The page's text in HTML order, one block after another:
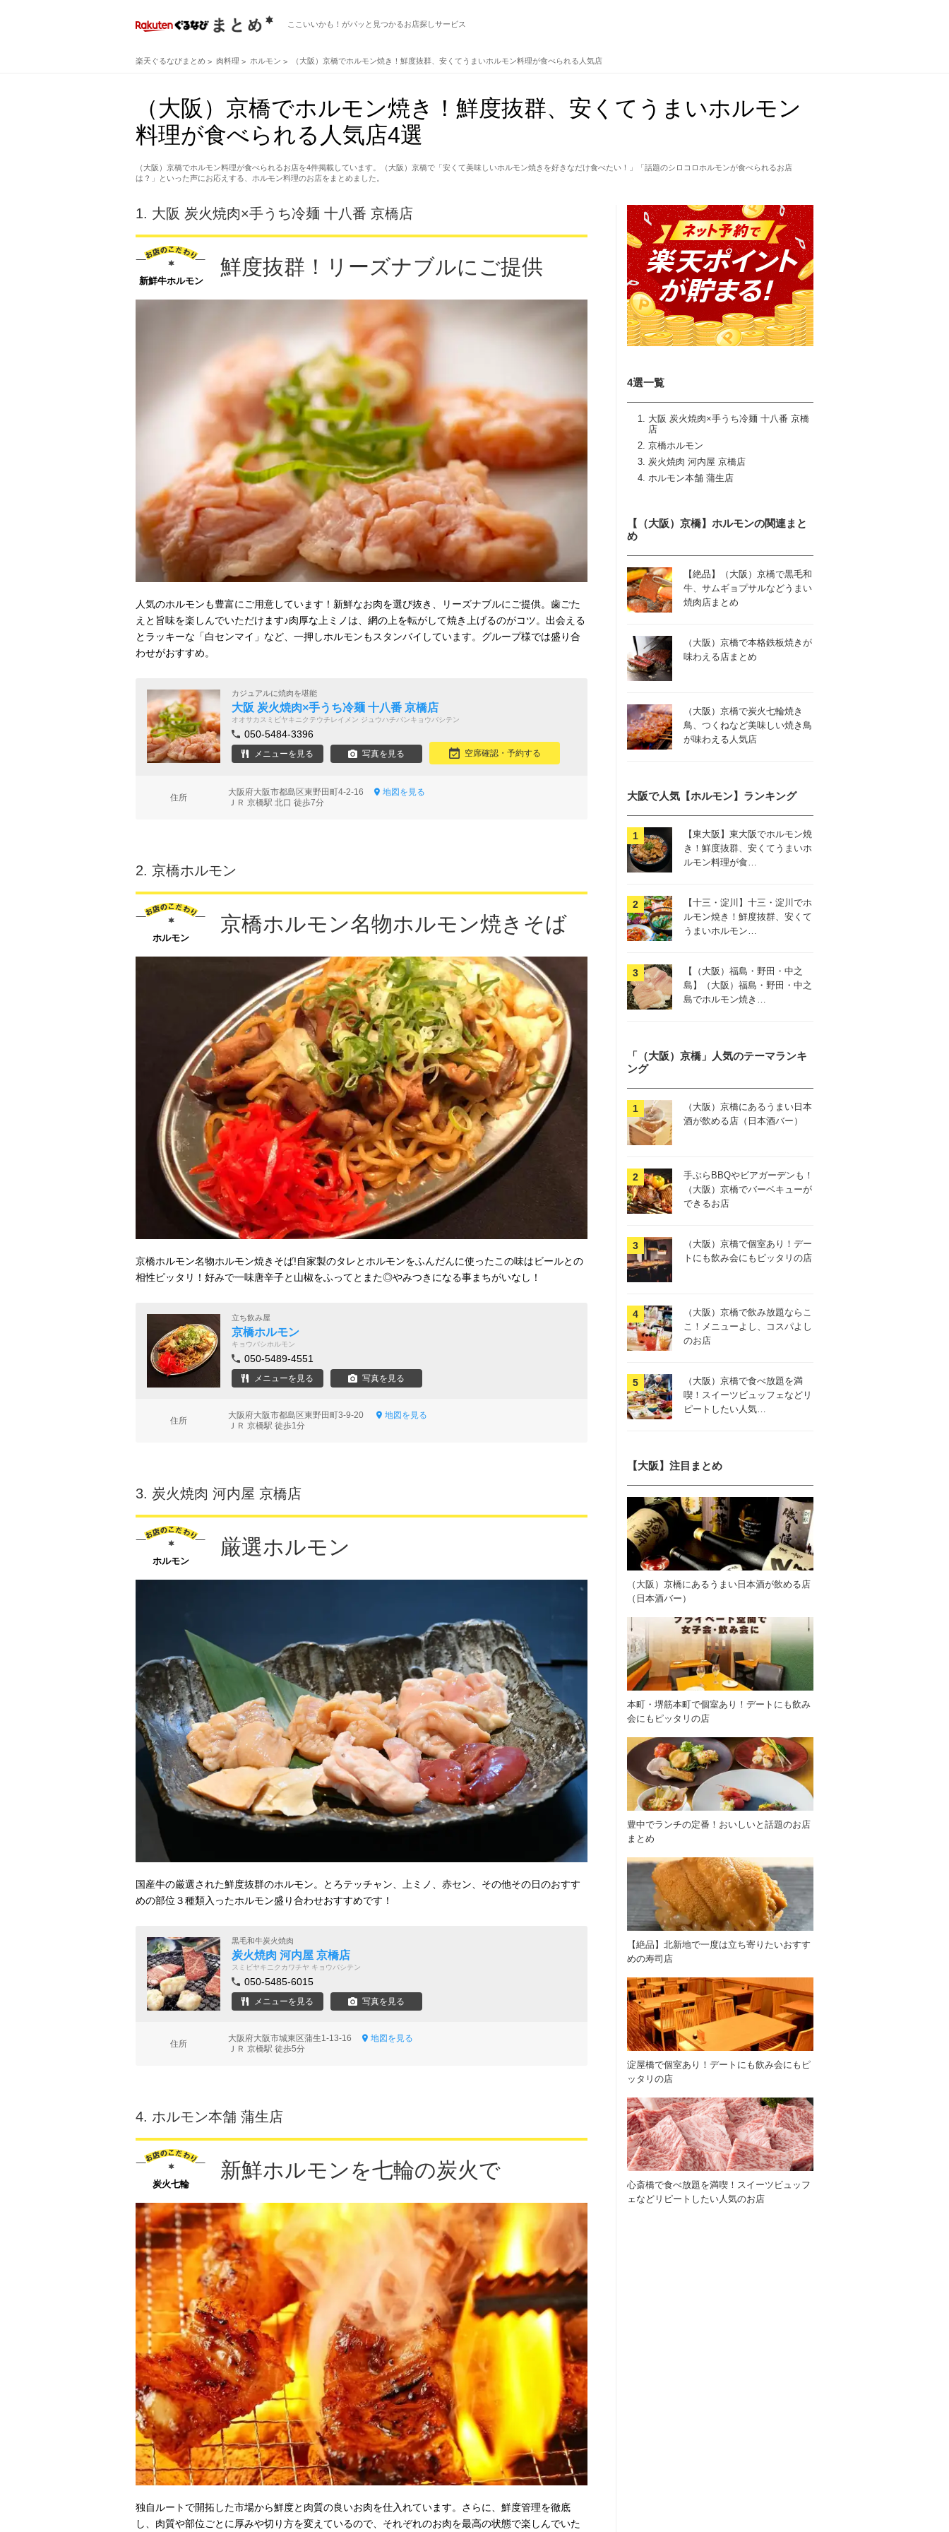
ここいいかも！がパッと見つかるお店探しサービス
楽天ぐるなびまとめ 肉料理 ホルモン （大阪）京橋でホルモン焼き！鮮度抜群、安くてうまいホルモン料理が食べられる人気店
（大阪）京橋でホルモン焼き！鮮度抜群、安くてうまいホルモン
料理が食べられる人気店4選
（大阪）京橋でホルモン料理が食べられるお店を4件掲載しています。（大阪）京橋で「安くて美味しいホルモン焼きを好きなだけ食べたい！」「話題のシロコロホルモンが食べられるお店
は？」といった声にお応えする、ホルモン料理のお店をまとめました。
4選一覧
大阪 炭火焼肉×手うち冷麺 十八番 京橋
店
京橋ホルモン
炭火焼肉 河内屋 京橋店
ホルモン本舗 蒲生店
1. 大阪 炭火焼肉×手うち冷麺 十八番 京橋店
新鮮牛ホルモン
鮮度抜群！リーズナブルにご提供
人気のホルモンも豊富にご用意しています！新鮮なお肉を選び抜き、リーズナブルにご提供。歯ごた
えと旨味を楽しんでいただけます♪肉厚な上ミノは、網の上を転がして焼き上げるのがコツ。出会える
とラッキーな「白センマイ」など、一押しホルモンもスタンバイしています。グループ様では盛り合
わせがおすすめ。
カジュアルに焼肉を堪能
大阪 炭火焼肉×手うち冷麺 十八番 京橋店
オオサカスミビヤキニクテウチレイメン ジュウハチバンキョウバシテン
050-5484-3396
メニューを見る 写真を見る 空席確認・予約する
住所
大阪府大阪市都島区東野田町4-2-16
地図を見る
ＪＲ 京橋駅 北口 徒歩7分
2. 京橋ホルモン
ホルモン
京橋ホルモン名物ホルモン焼きそば
京橋ホルモン名物ホルモン焼きそば!自家製のタレとホルモンをふんだんに使ったこの味はビールとの
相性ピッタリ！好みで一味唐辛子と山椒をふってとまた◎やみつきになる事まちがいなし！
立ち飲み屋
京橋ホルモン
キョウバシホルモン
050-5489-4551
メニューを見る 写真を見る
住所
大阪府大阪市都島区東野田町3-9-20
地図を見る
ＪＲ 京橋駅 徒歩1分
3. 炭火焼肉 河内屋 京橋店
ホルモン
厳選ホルモン
国産牛の厳選された鮮度抜群のホルモン。とろテッチャン、上ミノ、赤セン、その他その日のおすす
めの部位３種類入ったホルモン盛り合わせおすすめです！
黒毛和牛炭火焼肉
炭火焼肉 河内屋 京橋店
スミビヤキニクカワチヤ キョウバシテン
050-5485-6015
メニューを見る 写真を見る
住所
大阪府大阪市城東区蒲生1-13-16
地図を見る
ＪＲ 京橋駅 徒歩5分
4. ホルモン本舗 蒲生店
炭火七輪
新鮮ホルモンを七輪の炭火で
独自ルートで開拓した市場から鮮度と肉質の良いお肉を仕入れています。さらに、鮮度管理を徹底
し、肉質や部位ごとに厚みや切り方を変えているので、それぞれのお肉を最高の状態で楽しんでいた
【（大阪）京橋】ホルモンの関連まと
め
【絶品】（大阪）京橋で黒毛和
牛、サムギョプサルなどうまい
焼肉店まとめ
（大阪）京橋で本格鉄板焼きが
味わえる店まとめ
（大阪）京橋で炭火七輪焼き
鳥、つくねなど美味しい焼き鳥
が味わえる人気店
大阪で人気【ホルモン】ランキング
【東大阪】東大阪でホルモン焼
き！鮮度抜群、安くてうまいホ
ルモン料理が食…
【十三・淀川】十三・淀川でホ
ルモン焼き！鮮度抜群、安くて
うまいホルモン…
【（大阪）福島・野田・中之
島】（大阪）福島・野田・中之
島でホルモン焼き…
「（大阪）京橋」人気のテーマランキ
ング
（大阪）京橋にあるうまい日本
酒が飲める店（日本酒バー）
手ぶらBBQやビアガーデンも！
（大阪）京橋でバーベキューが
できるお店
（大阪）京橋で個室あり！デー
トにも飲み会にもピッタリの店
（大阪）京橋で飲み放題ならこ
こ！メニューよし、コスパよし
のお店
（大阪）京橋で食べ放題を満
喫！スイーツビュッフェなどリ
ピートしたい人気…
【大阪】注目まとめ
（大阪）京橋にあるうまい日本酒が飲める店
（日本酒バー）
本町・堺筋本町で個室あり！デートにも飲み
会にもピッタリの店
豊中でランチの定番！おいしいと話題のお店
まとめ
【絶品】北新地で一度は立ち寄りたいおすす
めの寿司店
淀屋橋で個室あり！デートにも飲み会にもピ
ッタリの店
心斎橋で食べ放題を満喫！スイーツビュッフ
ェなどリピートしたい人気のお店